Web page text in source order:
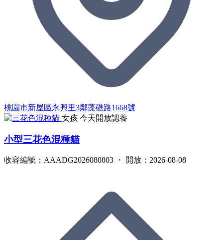
桃園市新屋區永興里3鄰藻礁路1668號
女孩 今天開放認養
小型三花色混種貓
收容編號：AAADG2026080803 ・ 開放：2026-08-08